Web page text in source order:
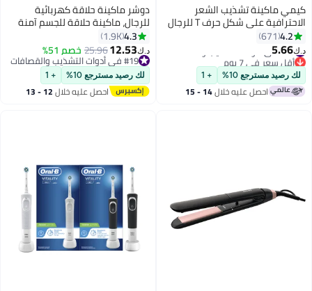
كيمي ماكينة تشذيب الشعر
الاحترافية على شكل حرف T للرجال
بدون حلاقة النسخة السعودية
4.2
671
د.ك‏5.66
#43 في أدوات التشذيب والقصافات
أقل سعر في 7 يوم
#43 في أدوات التشذيب والقصافات
لك رصيد مسترجع 10% + 1
احصل عليه خلال 14 - 15
دوشر ماكينة حلاقة كهربائية
للرجال، ماكينة حلاقة للجسم آمنة
ومناسبة للمناطق الحساسة،
ماكينة حلاقة قابلة لإعادة الشحن
ومقاومة للماء للاستخدام الجاف/
الرطب
4.3
1.9K
د.ك‏12.53
25.96خصم 51%
#19 في أدوات التشذيب والقصافات
#19 في أدوات التشذيب والقصافات
لك رصيد مسترجع 10% + 1
احصل عليه خلال 12 - 13